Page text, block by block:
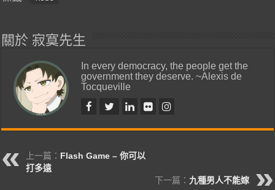
關於 寂寞先生
In every democracy, the people get the
government they deserve. ~Alexis de
Tocqueville
上一篇： Flash Game – 你可以
打多遠
下一篇： 九種男人不能嫁